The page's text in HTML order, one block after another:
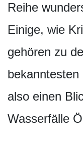
Reihe
Einige, wie
gehören zu
also einen
Wasserfälle